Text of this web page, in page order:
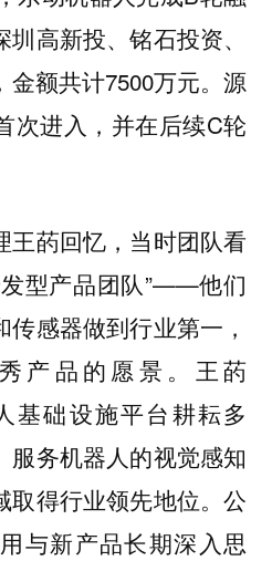
高新投、铭石投资、
额共计7500万元。源
次进入，并在后续C轮
王菂回忆，当时团队看
型产品团队”——他们
感器做到行业第一，
产品的愿景。王菂
基础设施平台耕耘多
服务机器人的视觉感知
取得行业领先地位。公
与新产品长期深入思